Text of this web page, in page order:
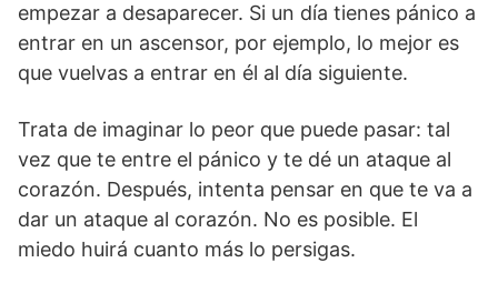
empezar a desaparecer. Si un día tienes pánico a
entrar en un ascensor, por ejemplo, lo mejor es
que vuelvas a entrar en él al día siguiente.
Trata de imaginar lo peor que puede pasar: tal
vez que te entre el pánico y te dé un ataque al
corazón. Después, intenta pensar en que te va a
dar un ataque al corazón. No es posible. El
miedo huirá cuanto más lo persigas.